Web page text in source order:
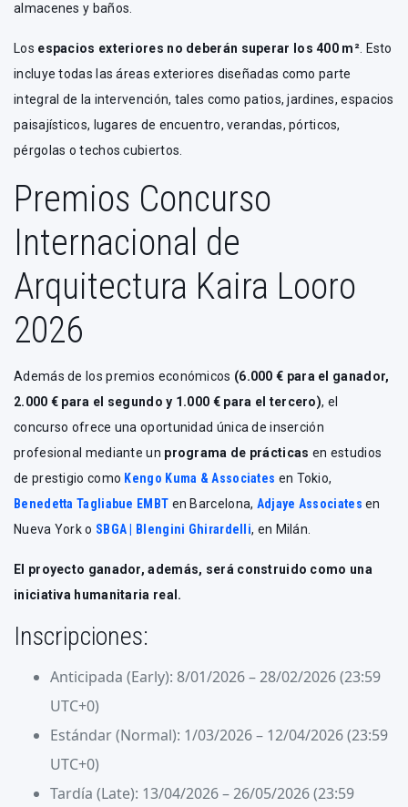
almacenes y baños.
Los espacios exteriores no deberán superar los 400 m². Esto
incluye todas las áreas exteriores diseñadas como parte
integral de la intervención, tales como patios, jardines, espacios
paisajísticos, lugares de encuentro, verandas, pórticos,
pérgolas o techos cubiertos.
Premios Concurso
Internacional de
Arquitectura Kaira Looro
2026
Además de los premios económicos (6.000 € para el ganador,
2.000 € para el segundo y 1.000 € para el tercero), el
concurso ofrece una oportunidad única de inserción
profesional mediante un programa de prácticas en estudios
de prestigio como Kengo Kuma & Associates en Tokio,
Benedetta Tagliabue EMBT en Barcelona, Adjaye Associates en
Nueva York o SBGA | Blengini Ghirardelli, en Milán.
El proyecto ganador, además, será construido como una
iniciativa humanitaria real.
Inscripciones:
Anticipada (Early): 8/01/2026 – 28/02/2026 (23:59
UTC+0)
Estándar (Normal): 1/03/2026 – 12/04/2026 (23:59
UTC+0)
Tardía (Late): 13/04/2026 – 26/05/2026 (23:59